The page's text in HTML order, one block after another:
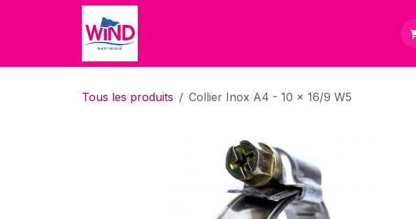
Se rendre au contenu
Contactez-nous
Tous les produits Collier Inox A4 - 10 x 16/9 W5